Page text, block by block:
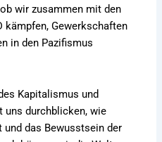
wir zusammen mit den
kämpfen, Gewerkschaften
in den Pazifismus
Kapitalismus und
uns durchblicken, wie
das Bewusstsein der